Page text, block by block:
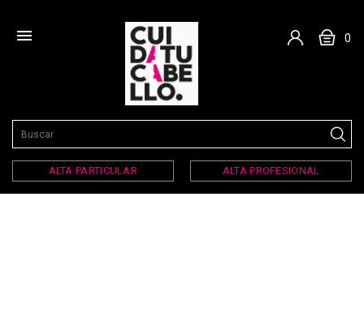
 0
ALTA PARTICULAR ALTA PROFESIONAL